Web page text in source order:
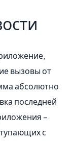
Tianhe-1A –
на
LINPACK,
не только в